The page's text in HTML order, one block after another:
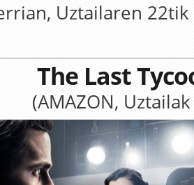
Uztailaren
The Last
(AMAZON,